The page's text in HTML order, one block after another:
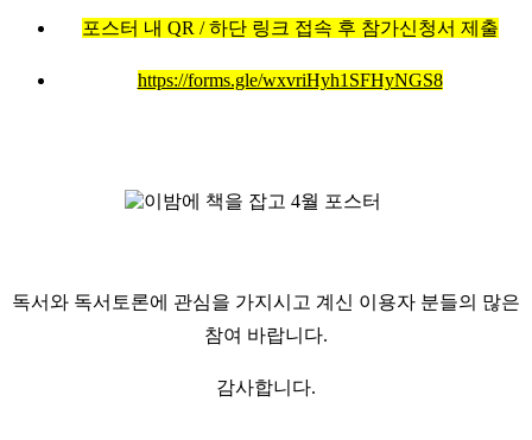
포스터 내 QR / 하단 링크 접속 후 참가신청서 제출
https://forms.gle/wxvriHyh1SFHyNGS8
독서와 독서토론에 관심을 가지시고 계신 이용자 분들의 많은
참여 바랍니다.
감사합니다.